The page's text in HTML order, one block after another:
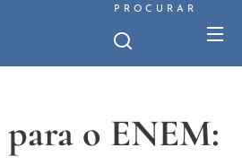
PROCURAR
o ENEM: